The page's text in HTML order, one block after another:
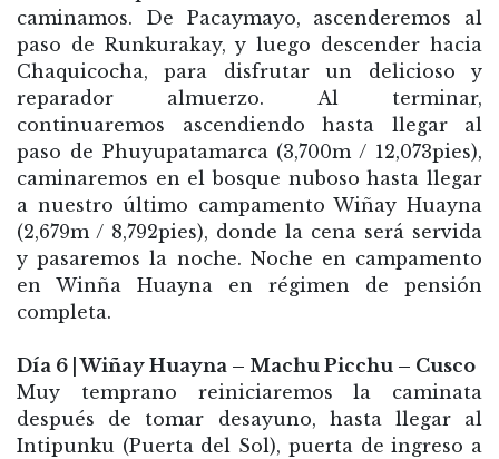
caminamos. De Pacaymayo, ascenderemos al
paso de Runkurakay, y luego descender hacia
Chaquicocha, para disfrutar un delicioso y
reparador almuerzo. Al terminar,
continuaremos ascendiendo hasta llegar al
paso de Phuyupatamarca (3,700m / 12,073pies),
caminaremos en el bosque nuboso hasta llegar
a nuestro último campamento Wiñay Huayna
(2,679m / 8,792pies), donde la cena será servida
y pasaremos la noche. Noche en campamento
en Winña Huayna en régimen de pensión
completa.
Día 6 | Wiñay Huayna – Machu Picchu – Cusco
Muy temprano reiniciaremos la caminata
después de tomar desayuno, hasta llegar al
Intipunku (Puerta del Sol), puerta de ingreso a